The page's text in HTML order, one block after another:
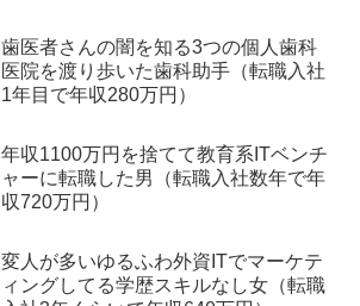
歯医者さんの闇を知る3つの個人歯科
医院を渡り歩いた歯科助手（転職入社
1年目で年収280万円）
年収1100万円を捨てて教育系ITベンチ
ャーに転職した男（転職入社数年で年
収720万円）
変人が多いゆるふわ外資ITでマーケテ
ィングしてる学歴スキルなし女（転職